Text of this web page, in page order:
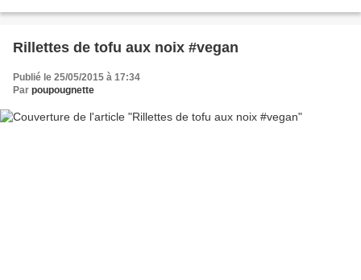
Rillettes de tofu aux noix #vegan
Publié le 25/05/2015 à 17:34
Par poupougnette